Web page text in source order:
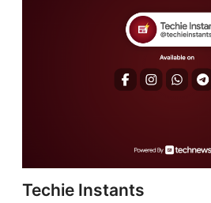
Techie Instants